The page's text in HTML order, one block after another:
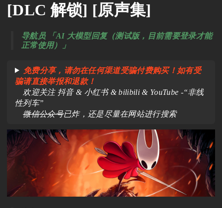
[DLC 解锁] [原声集]
导航员 「AI 大模型回复（测试版，目前需要登录才能
正常使用）」
免费分享，请勿在任何渠道受骗付费购买！如有受
骗请直接举报和退款！
欢迎关注 抖音 & 小红书 & bilibili & YouTube -“非线
性列车”
微信公众号已炸，还是尽量在网站进行搜索